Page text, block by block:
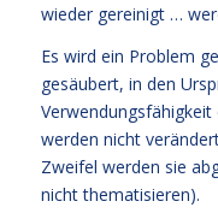
wieder gereinigt …
Es wird ein Problem
gesäubert, in den
werden nicht
Zweifel werden sie
nicht thematisieren).